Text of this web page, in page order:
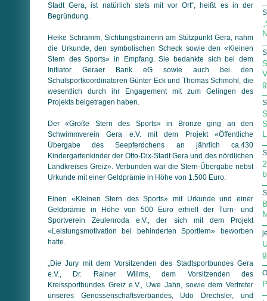
Stadt Gera, ist natürlich stets mit vor Ort“, heißt es in der
Begründung.
Heike Schramm, Sichtungstrainerin am Stützpunkt Gera, nahm
die Urkunde, den symbolischen Scheck sowie den «Kleinen
Stern des Sports» in Empfang. Sie bedankte sich bei dem
Initiator Geraer Bank eG sowie auch bei den
Schulsportkoordinatoren Günter Eck und Thomas Schmohl, die
wesentlich durch ihr Engagement mit zum Gelingen des
Projekts beigetragen haben.
Der «Große Stern des Sports» in Bronze ging an den
Schwimmverein Gera e.V. mit dem Projekt «Öffentliche
Übergabe des Seepferdchens an jährlich ca.430
Kindergartenkinder der Otto-Dix-Stadt Gera und des nördlichen
Landkreises Greiz». Verbunden war die Stern-Übergabe nebst
Urkunde mit einer Geldprämie in Höhe von 1.500 Euro.
Einen «Kleinen Stern des Sports» mit Urkunde und einer
Geldprämie in Höhe von 500 Euro erhielt der Turn- und
Sportverein Zeulenroda e.V., der sich mit dem Projekt
«Leistungsmotivation bei behinderten Sportlern» beworben
hatte.
„Die Jury mit dem Vorsitzenden des Stadtsportbundes Gera
e.V., Dr. Rainer Willms, dem Vorsitzenden des
Kreissportbundes Greiz e.V., Uwe Jahn, sowie dem Vertreter
unseres Genossenschaftsverbandes, Udo Drechsler, und